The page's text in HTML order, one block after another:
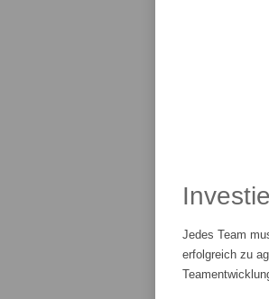
Jedes Team
erfolgreich zu